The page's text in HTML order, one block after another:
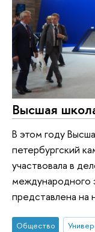
Высшая
В этом году
петербургский
участвовала в
международного
представлена
Общество